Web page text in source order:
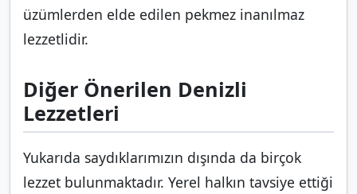
üzümlerden elde edilen pekmez inanılmaz
lezzetlidir.
Diğer Önerilen Denizli
Lezzetleri
Yukarıda saydıklarımızın dışında da birçok
lezzet bulunmaktadır. Yerel halkın tavsiye ettiği